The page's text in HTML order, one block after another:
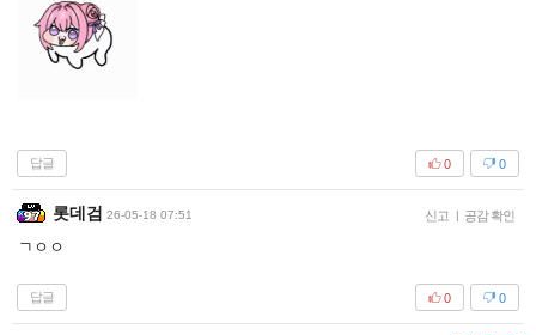
답글 0
0
롯데검 26-05-18 07:51 신고 | 공감 확인
ㄱㅇㅇ
답글 0
0